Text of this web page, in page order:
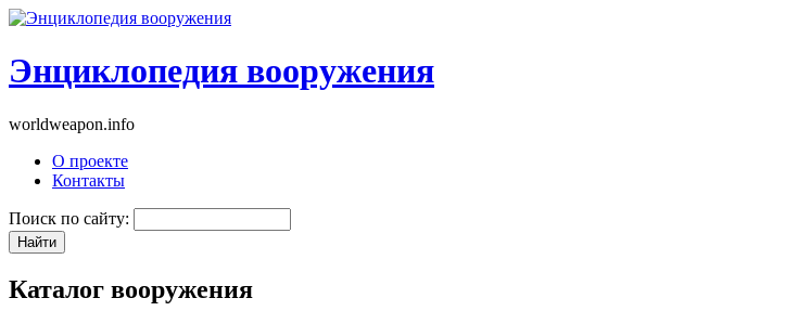
Энциклопедия вооружения
worldweapon.info
О проекте
Контакты
Поиск по сайту:
Каталог вооружения